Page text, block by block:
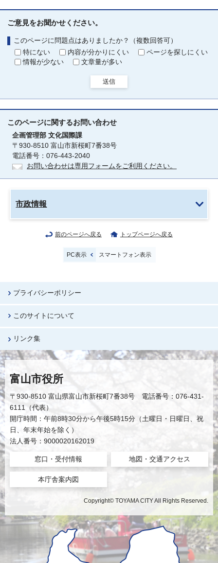
ご意見をお聞かせください。
このページに問題点はありましたか？（複数回答可）
特にない
内容が分かりにくい
ページを探しにくい
情報が少ない
文章量が多い
送信
このページに関するお問い合わせ
企画管理部 文化国際課
〒930-8510 富山市新桜町7番38号
電話番号：076-443-2040
お問い合わせは専用フォームをご利用ください。
市政情報
前のページへ戻る トップページへ戻る
PC表示 スマートフォン表示
プライバシーポリシー
このサイトについて
リンク集
富山市役所
〒930-8510 富山県富山市新桜町7番38号 電話番号：076-431-
6111（代表）
開庁時間：午前8時30分から午後5時15分（土曜日・日曜日、祝
日、年末年始を除く）
法人番号：9000020162019
窓口・受付情報 地図・交通アクセス
本庁舎案内図
Copyright© TOYAMA CITY All Rights Reserved.